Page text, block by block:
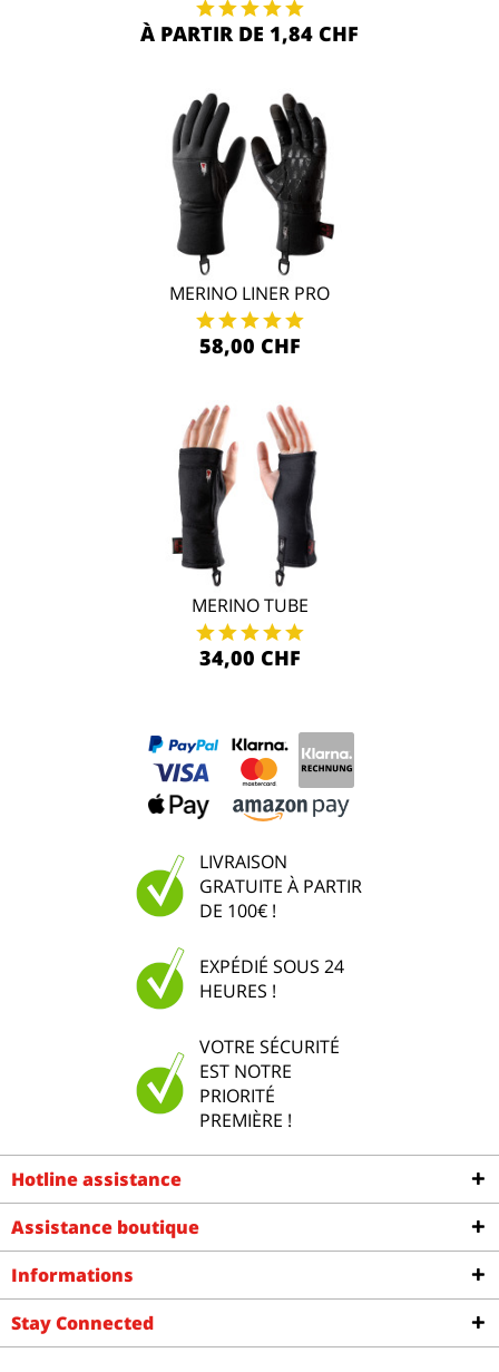
À PARTIR DE 1,84 CHF
MERINO LINER PRO
58,00 CHF
MERINO TUBE
34,00 CHF
LIVRAISON
GRATUITE À PARTIR
DE 100€ !
EXPÉDIÉ SOUS 24
HEURES !
VOTRE SÉCURITÉ
EST NOTRE
PRIORITÉ
PREMIÈRE !
Hotline assistance
Assistance boutique
Informations
Stay Connected